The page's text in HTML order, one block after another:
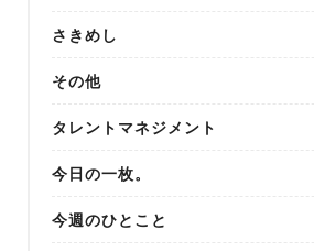
さきめし
その他
タレントマネジメント
今日の一枚。
今週のひとこと